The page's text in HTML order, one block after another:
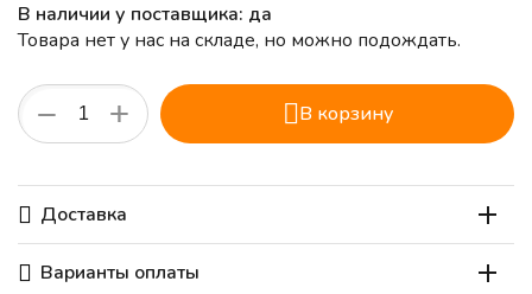
В наличии у поставщика: да
Товара нет у нас на складе, но можно подождать.
+
− В корзину
Доставка
Варианты оплаты